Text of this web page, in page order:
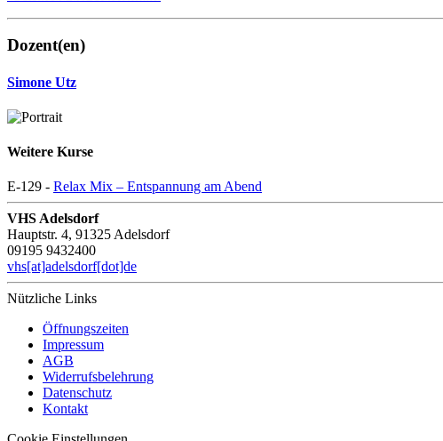
Dozent(en)
Simone Utz
Weitere Kurse
E-129 - Relax Mix – Entspannung am Abend
VHS Adelsdorf
Hauptstr. 4, 91325 Adelsdorf
09195 9432400
vhs[at]adelsdorf[dot]de
Nützliche Links
Öffnungszeiten
Impressum
AGB
Widerrufsbelehrung
Datenschutz
Kontakt